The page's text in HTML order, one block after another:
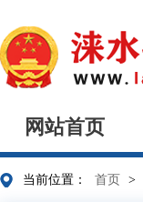
网站首页
当前位置： 首页 >